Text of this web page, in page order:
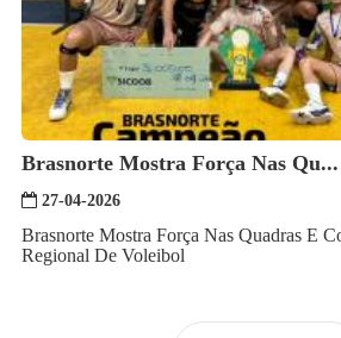
Brasnorte Mostra Força Nas Qu...
27-04-2026
Brasnorte Mostra Força Nas Quadras E
Regional De Voleibol